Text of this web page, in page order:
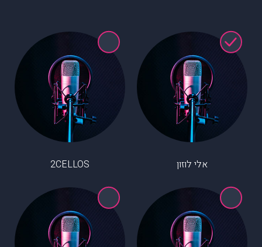
אלי לוזון 2CELLOS